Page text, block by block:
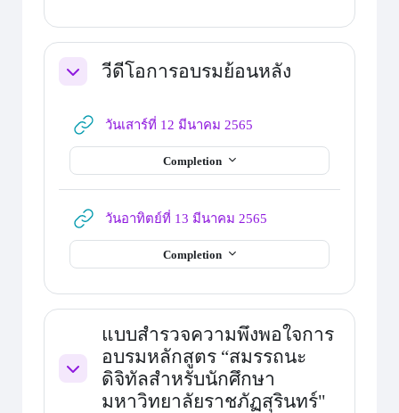
ย่อ วีดีโอการอบรมย้อนหลัง
วันเสาร์ที่ 12 มีนาคม 2565
Completion
วันอาทิตย์ที่ 13 มีนาคม 2565
Completion
ย่อ
แบบสำรวจความพึงพอใจการ
อบรมหลักสูตร “สมรรถนะ
ดิจิทัลสำหรับนักศึกษา
มหาวิทยาลัยราชภัฏสุรินทร์"